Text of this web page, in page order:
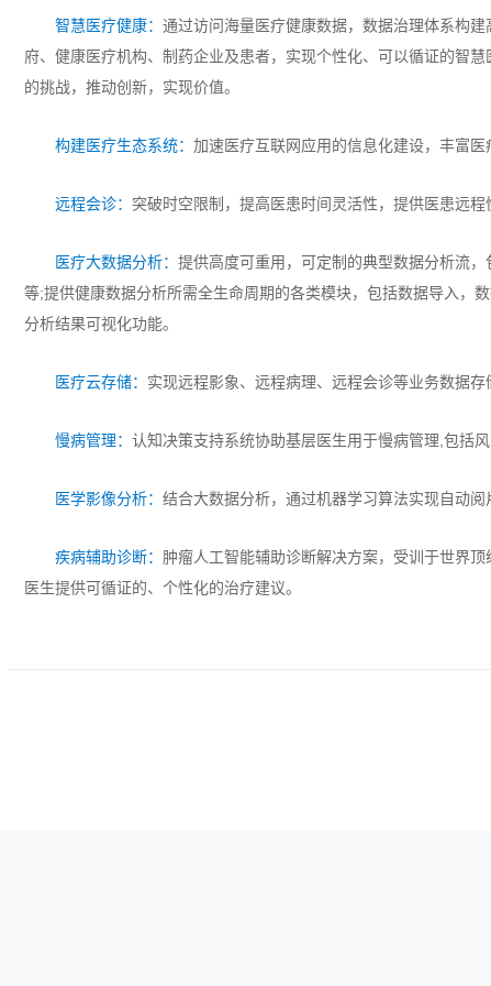
智慧医疗健康： 通过访问海量医疗健康数据，数据治理体系构
府、健康医疗机构、制药企业及患者，实现个性化、可以循证的智
的挑战，推动创新，实现价值。
构建医疗生态系统： 加速医疗互联网应用的信息化建设，丰富
远程会诊： 突破时空限制，提高医患时间灵活性，提供医患远
医疗大数据分析： 提供高度可重用，可定制的典型数据分析流
等;提供健康数据分析所需全生命周期的各类模块，包括数据导入，
分析结果可视化功能。
医疗云存储： 实现远程影象、远程病理、远程会诊等业务数据
慢病管理： 认知决策支持系统协助基层医生用于慢病管理,包括
医学影像分析： 结合大数据分析，通过机器学习算法实现自动阅
疾病辅助诊断： 肿瘤人工智能辅助诊断解决方案，受训于世界
医生提供可循证的、个性化的治疗建议。